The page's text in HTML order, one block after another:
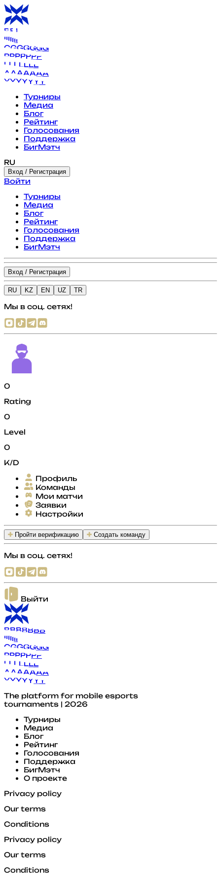
B B B
IIIIIII
GGGGGGG
PPPPPPP
L L L LLLL
A AAAAAA
YYYYY Y Y
Турниры
Медиа
Блог
Рейтинг
Голосования
Поддержка
БигМэтч
RU
Вход / Регистрация
Войти
Турниры
Медиа
Блог
Рейтинг
Голосования
Поддержка
БигМэтч
Вход / Регистрация
RU KZ EN UZ TR
Мы в соц. сетях!
0
Rating
0
Level
0
K/D
Профиль
Команды
Мои матчи
Заявки
Настройки
Пройти верификацию Создать команду
Мы в соц. сетях!
Выйти
BBBBBBB
IIIIIII
GGGGGGG
PPPPPPP
L L L LLLL
A AAAAAA
YYYYY Y Y
The platform for mobile esports
tournaments | 2026
Турниры
Медиа
Блог
Рейтинг
Голосования
Поддержка
БигМэтч
О проекте
Privacy policy
Our terms
Conditions
Privacy policy
Our terms
Conditions